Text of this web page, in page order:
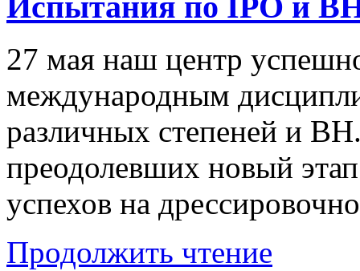
27 мая наш центр
международным
различных степеней и
преодолевших новый
успехов на
Продолжить чтение